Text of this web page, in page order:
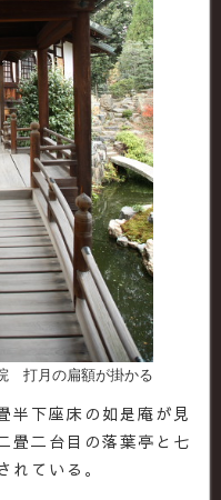
打月の扁額が掛かる
半下座床の如是庵が見
畳二台目の落葉亭と七
ている。